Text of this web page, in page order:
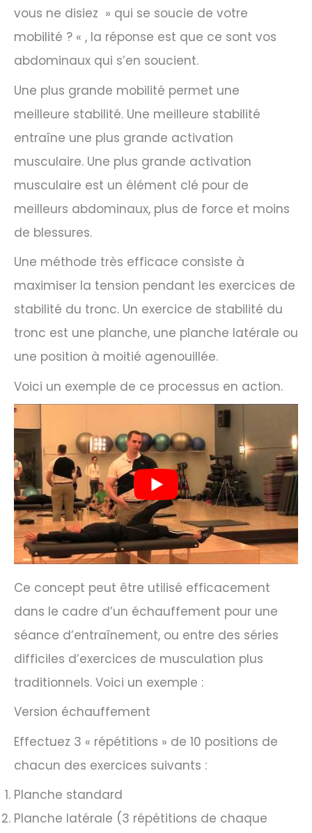
vous ne disiez » qui se soucie de votre
mobilité ? « , la réponse est que ce sont vos
abdominaux qui s’en soucient.
Une plus grande mobilité permet une
meilleure stabilité. Une meilleure stabilité
entraîne une plus grande activation
musculaire. Une plus grande activation
musculaire est un élément clé pour de
meilleurs abdominaux, plus de force et moins
de blessures.
Une méthode très efficace consiste à
maximiser la tension pendant les exercices de
stabilité du tronc. Un exercice de stabilité du
tronc est une planche, une planche latérale ou
une position à moitié agenouillée.
Voici un exemple de ce processus en action.
Ce concept peut être utilisé efficacement
dans le cadre d’un échauffement pour une
séance d’entraînement, ou entre des séries
difficiles d’exercices de musculation plus
traditionnels. Voici un exemple :
Version échauffement
Effectuez 3 « répétitions » de 10 positions de
chacun des exercices suivants :
Planche standard
Planche latérale (3 répétitions de chaque